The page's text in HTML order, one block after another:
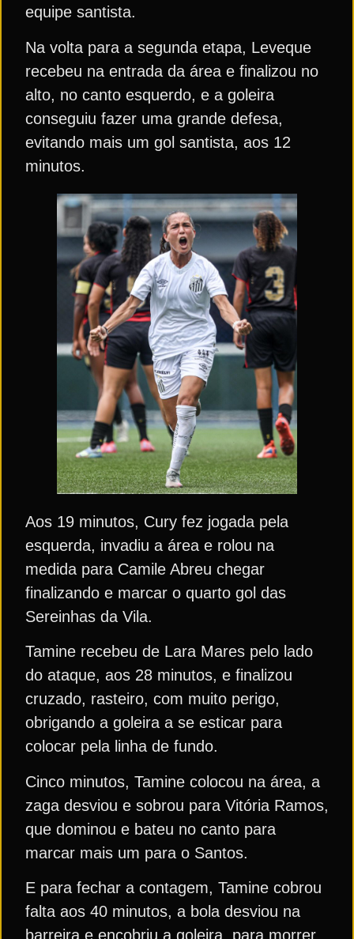
equipe santista.
Na volta para a segunda etapa, Leveque
recebeu na entrada da área e finalizou no
alto, no canto esquerdo, e a goleira
conseguiu fazer uma grande defesa,
evitando mais um gol santista, aos 12
minutos.
Aos 19 minutos, Cury fez jogada pela
esquerda, invadiu a área e rolou na
medida para Camile Abreu chegar
finalizando e marcar o quarto gol das
Sereinhas da Vila.
Tamine recebeu de Lara Mares pelo lado
do ataque, aos 28 minutos, e finalizou
cruzado, rasteiro, com muito perigo,
obrigando a goleira a se esticar para
colocar pela linha de fundo.
Cinco minutos, Tamine colocou na área, a
zaga desviou e sobrou para Vitória Ramos,
que dominou e bateu no canto para
marcar mais um para o Santos.
E para fechar a contagem, Tamine cobrou
falta aos 40 minutos, a bola desviou na
barreira e encobriu a goleira, para morrer